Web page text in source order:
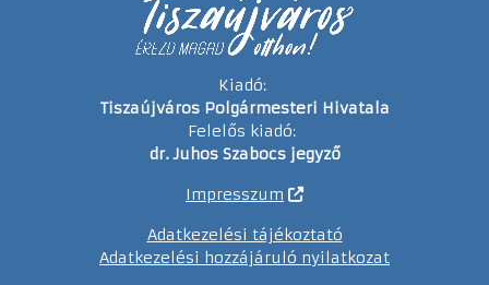
Kiadó:
Tiszaújváros Polgármesteri Hivatala
Felelős kiadó:
dr. Juhos Szabocs jegyző
Impresszum
Adatkezelési tájékoztató
Adatkezelési hozzájáruló nyilatkozat